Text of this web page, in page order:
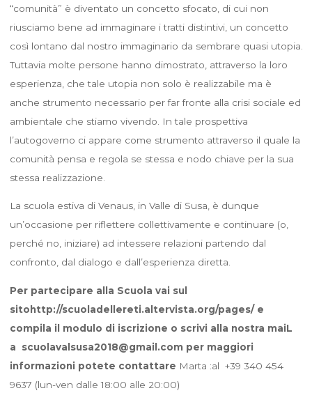
“comunità” è diventato un concetto sfocato, di cui non
riusciamo bene ad immaginare i tratti distintivi, un concetto
così lontano dal nostro immaginario da sembrare quasi utopia.
Tuttavia molte persone hanno dimostrato, attraverso la loro
esperienza, che tale utopia non solo è realizzabile ma è
anche strumento necessario per far fronte alla crisi sociale ed
ambientale che stiamo vivendo. In tale prospettiva
l’autogoverno ci appare come strumento attraverso il quale la
comunità pensa e regola se stessa e nodo chiave per la sua
stessa realizzazione.
La scuola estiva di Venaus, in Valle di Susa, è dunque
un’occasione per riflettere collettivamente e continuare (o,
perché no, iniziare) ad intessere relazioni partendo dal
confronto, dal dialogo e dall’esperienza diretta.
Per partecipare alla Scuola vai sul
sitohttp://scuoladellereti.altervista.org/pages/ e
compila il modulo di iscrizione o scrivi alla nostra maiL
a scuolavalsusa2018@gmail.com per maggiori
informazioni potete contattare Marta :al +39 340 454
9637 (lun-ven dalle 18:00 alle 20:00)